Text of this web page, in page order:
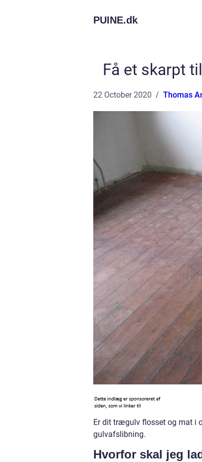
PUINE.dk
Få et skarpt
22 October 2020 Thomas
Er dit trægulv flosset og mat i
gulvafslibning.
Hvorfor skal jeg